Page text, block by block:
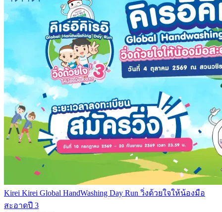
Kirei Kirei Global HandWashing Day Run วิ่งด้วยใจให้น้องมือ
สะอาดปี 3